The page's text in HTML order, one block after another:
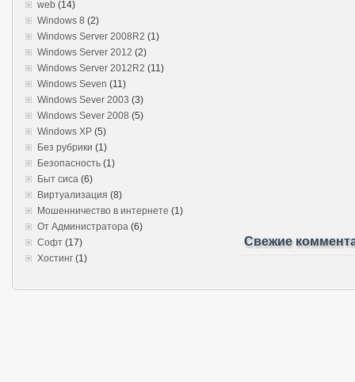
web (14)
Windows 8 (2)
Windows Server 2008R2 (1)
Windows Server 2012 (2)
Windows Server 2012R2 (11)
Windows Seven (11)
Windows Sever 2003 (3)
Windows Sever 2008 (5)
Windows XP (5)
Без рубрики (1)
Безопасность (1)
Быт сиса (6)
Виртуализация (8)
Мошенничество в интернете (1)
От Администратора (6)
Софт (17)
Хостинг (1)
Свежие